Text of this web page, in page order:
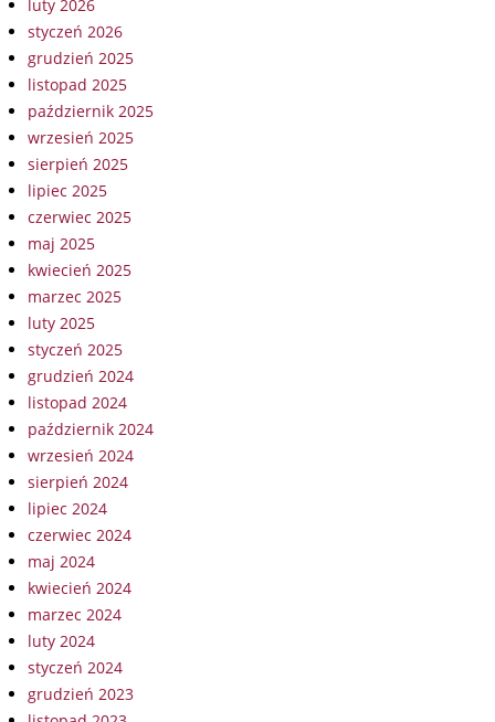
luty 2026
styczeń 2026
grudzień 2025
listopad 2025
październik 2025
wrzesień 2025
sierpień 2025
lipiec 2025
czerwiec 2025
maj 2025
kwiecień 2025
marzec 2025
luty 2025
styczeń 2025
grudzień 2024
listopad 2024
październik 2024
wrzesień 2024
sierpień 2024
lipiec 2024
czerwiec 2024
maj 2024
kwiecień 2024
marzec 2024
luty 2024
styczeń 2024
grudzień 2023